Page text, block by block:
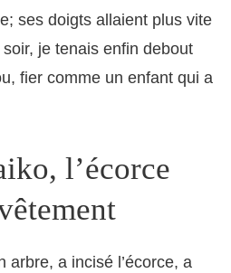
ses doigts allaient plus vite
je tenais enfin debout
fier comme un enfant qui a
l’écorce
arbre, a incisé l’écorce, a